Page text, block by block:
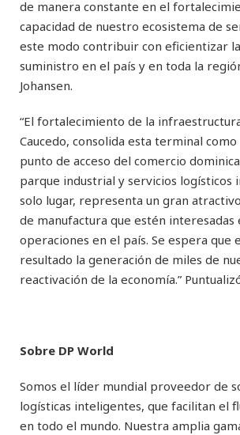
de manera constante en el
capacidad de nuestro ecosistema de
este modo contribuir con eficientizar
suministro en el país y en toda la
Johansen.
“El fortalecimiento de la
Caucedo, consolida esta terminal
punto de acceso del comercio
parque industrial y servicios logísticos
solo lugar, representa un gran
de manufactura que estén interesadas
operaciones en el país. Se espera que
resultado la generación de miles de
reactivación de la economía.”
Sobre DP World
Somos el líder mundial proveedor de
logísticas inteligentes, que facilitan el
en todo el mundo. Nuestra amplia